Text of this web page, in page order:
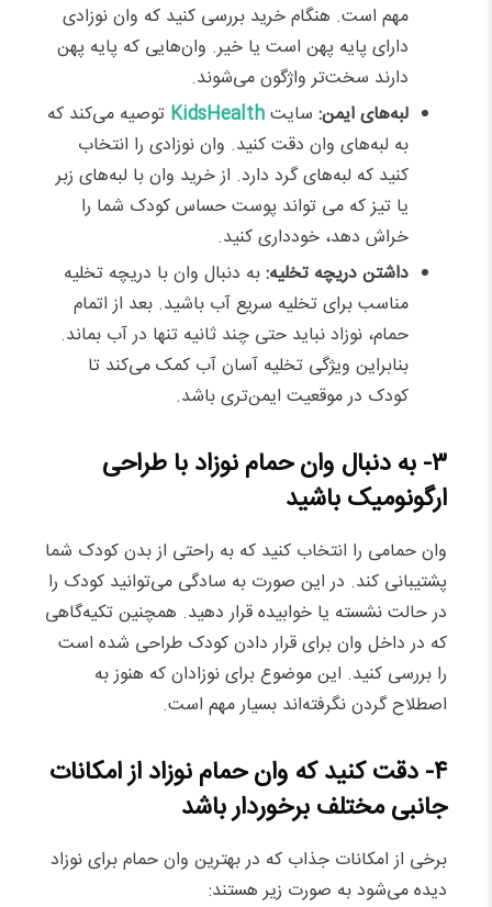
مهم است. هنگام خرید بررسی کنید که وان نوزادی
دارای پایه پهن است یا خیر. وان‌هایی که پایه پهن
دارند سخت‌تر واژگون می‌شوند.
لبه‌های ایمن:سایتKidsHealth توصیه می‌کند که
به لبه‌های وان دقت کنید. وان نوزادی را انتخاب
کنید که لبه‌های گرد دارد. از خرید وان با لبه‌های زبر
یا تیز که می تواند پوست حساس کودک شما را
خراش دهد، خودداری کنید.
داشتن دریچه تخلیه:به دنبال وان با دریچه تخلیه
مناسب برای تخلیه سریع آب باشید. بعد از اتمام
حمام، نوزاد نباید حتی چند ثانیه تنها در آب بماند.
بنابراین ویژگی تخلیه آسان آب کمک می‌کند تا
کودک در موقعیت ایمن‌تری باشد.
۳- به دنبال وان حمام نوزاد با طراحی
ارگونومیک باشید
وان حمامی را انتخاب کنید که به راحتی از بدن کودک شما
پشتیبانی کند. در این صورت به سادگی می‌توانید کودک را
در حالت نشسته یا خوابیده قرار دهید. همچنین تکیه‌گاهی
که در داخل وان برای قرار دادن کودک طراحی شده است
را بررسی کنید. این موضوع برای نوزادان که هنوز به
اصطلاح گردن نگرفته‌اند بسیار مهم است.
۴- دقت کنید که وان حمام نوزاد از امکانات
جانبی مختلف برخوردار باشد
برخی از امکانات جذاب که در بهترین وان حمام برای نوزاد
دیده می‌شود به صورت زیر هستند: